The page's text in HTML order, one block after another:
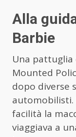
Alla
Barbie
Una pattuglia
Mounted
dopo diverse
automobilisti.
facilità la
viaggiava a